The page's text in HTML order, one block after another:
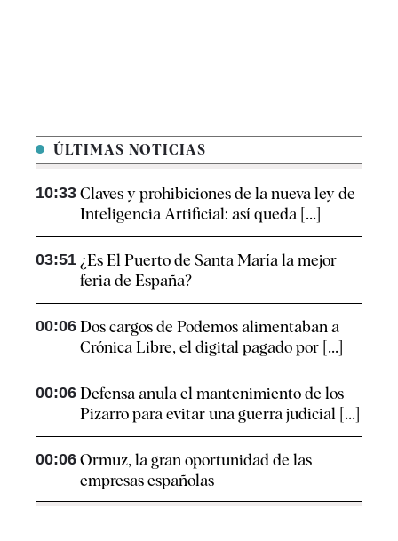
ÚLTIMAS NOTICIAS
10:33 Claves y prohibiciones de la nueva ley de
Inteligencia Artificial: así queda [...]
03:51 ¿Es El Puerto de Santa María la mejor
feria de España?
00:06 Dos cargos de Podemos alimentaban a
Crónica Libre, el digital pagado por [...]
00:06 Defensa anula el mantenimiento de los
Pizarro para evitar una guerra judicial [...]
00:06 Ormuz, la gran oportunidad de las
empresas españolas